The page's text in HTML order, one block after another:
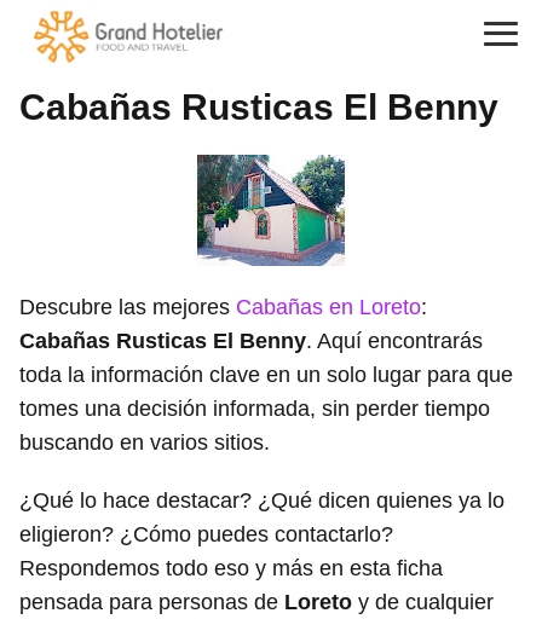
Cabañas Rusticas El Benny
Descubre las mejores Cabañas en Loreto:
Cabañas Rusticas El Benny. Aquí encontrarás
toda la información clave en un solo lugar para que
tomes una decisión informada, sin perder tiempo
buscando en varios sitios.
¿Qué lo hace destacar? ¿Qué dicen quienes ya lo
eligieron? ¿Cómo puedes contactarlo?
Respondemos todo eso y más en esta ficha
pensada para personas de Loreto y de cualquier